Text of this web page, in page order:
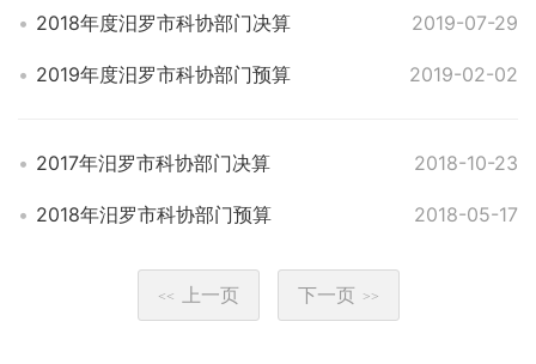
2018年度汨罗市科协部门决算 2019-07-29
2019年度汨罗市科协部门预算 2019-02-02
2017年汨罗市科协部门决算 2018-10-23
2018年汨罗市科协部门预算 2018-05-17
<< 上一页 下一页 >>